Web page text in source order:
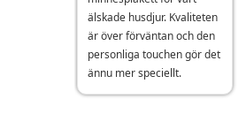
älskade husdjur. Kvaliteten
är över förväntan och den
personliga touchen gör det
ännu mer speciellt.